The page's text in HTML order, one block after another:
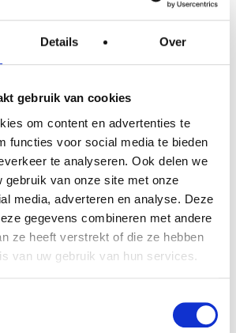
Details Over
gebruik van cookies
om content en advertenties te
functies voor social media te bieden
te analyseren. Ook delen we
gebruik van onze site met onze
media, adverteren en analyse. Deze
gegevens combineren met andere
ze heeft verstrekt of die ze hebben
van uw gebruik van hun services.
werkt Gert Jan Willems nauw
als logistieke hotspot, vanuit…
is de volgende stap
winstgevend. Deze opdracht
in 2009 als directeur van
2013 nam hij het bedrijf over en een
hij…